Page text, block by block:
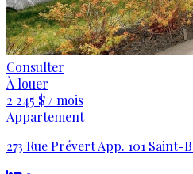
Consulter
À louer
2 245 $ / mois
Appartement
273 Rue Prévert App. 101